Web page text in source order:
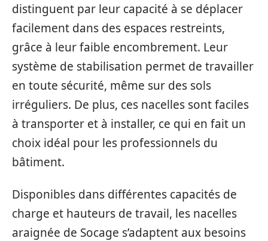
distinguent par leur capacité à se déplacer
facilement dans des espaces restreints,
grâce à leur faible encombrement. Leur
système de stabilisation permet de travailler
en toute sécurité, même sur des sols
irréguliers. De plus, ces nacelles sont faciles
à transporter et à installer, ce qui en fait un
choix idéal pour les professionnels du
bâtiment.
Disponibles dans différentes capacités de
charge et hauteurs de travail, les nacelles
araignée de Socage s’adaptent aux besoins